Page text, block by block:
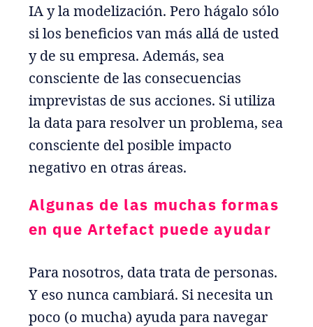
IA y la modelización. Pero hágalo sólo
si los beneficios van más allá de usted
y de su empresa. Además, sea
consciente de las consecuencias
imprevistas de sus acciones. Si utiliza
la data para resolver un problema, sea
consciente del posible impacto
negativo en otras áreas.
Algunas de las muchas formas
en que Artefact puede ayudar
Para nosotros, data trata de personas.
Y eso nunca cambiará. Si necesita un
poco (o mucha) ayuda para navegar